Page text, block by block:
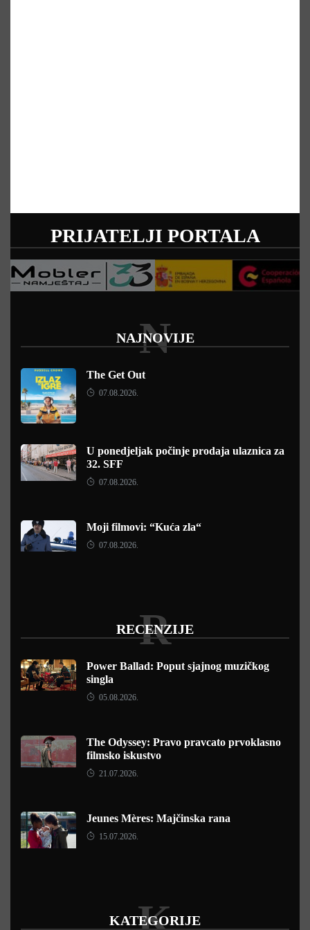
PRIJATELJI PORTALA
NAJNOVIJE
N
The Get Out
07.08.2026.
U ponedjeljak počinje prodaja ulaznica za
32. SFF
07.08.2026.
Moji filmovi: “Kuća zla“
07.08.2026.
RECENZIJE
R
Power Ballad: Poput sjajnog muzičkog
singla
05.08.2026.
The Odyssey: Pravo pravcato prvoklasno
filmsko iskustvo
21.07.2026.
Jeunes Mères: Majčinska rana
15.07.2026.
KATEGORIJE